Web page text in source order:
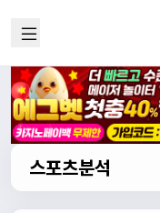
스포츠분석